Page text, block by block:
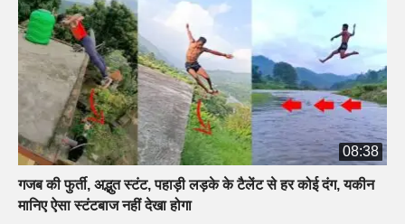
08:38
गजब की फुर्ती, अद्भुत स्टंट, पहाड़ी लड़के के टैलेंट से हर कोई दंग, यकीन
मानिए ऐसा स्टंटबाज नहीं देखा होगा